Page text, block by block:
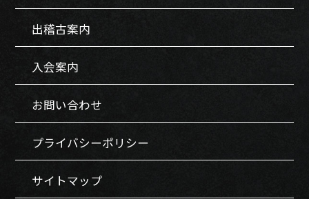
出稽古案内
入会案内
お問い合わせ
プライバシーポリシー
サイトマップ